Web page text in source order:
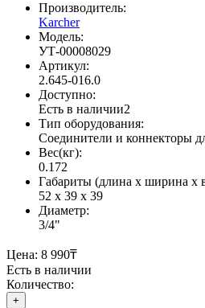
Производитель:
Karcher
Модель:
УТ-00008029
Артикул:
2.645-016.0
Доступно:
Есть в наличии2
Тип оборудования:
Соединители и коннекторы
Вес(кг):
0.172
Габариты (длина х ширина х
52 x 39 x 39
Диаметр:
3/4"
Цена: 8 990₸
Есть в наличии
Количество:
+